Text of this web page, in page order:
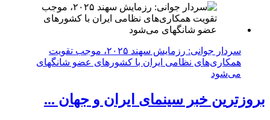
سردار جوانی: رزمایش سهند ۲۰۲۵، موجب تقویت
همکاری‌های نظامی ایران با کشور‌های عضو شانگهای
می‌شود
بروزترین خبر سینمای ایران و جهان ...